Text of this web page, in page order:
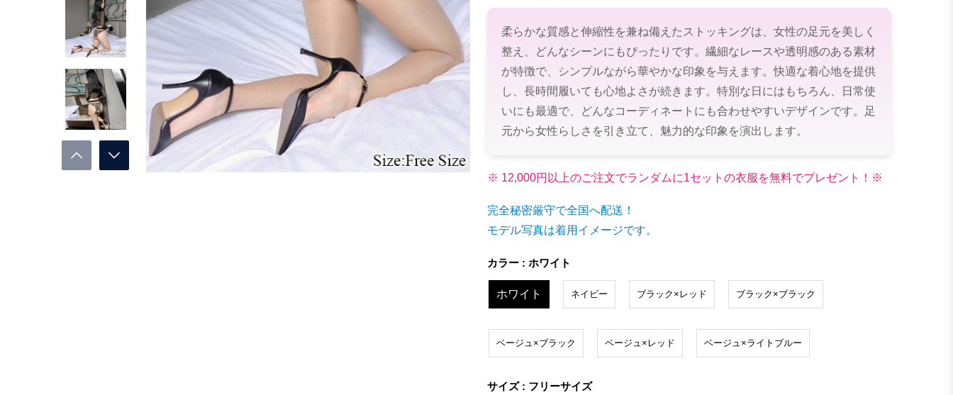
柔らかな質感と伸縮性を兼ね備えたストッキングは、女性の足元を美しく
整え、どんなシーンにもぴったりです。繊細なレースや透明感のある素材
が特徴で、シンプルながら華やかな印象を与えます。快適な着心地を提供
し、長時間履いても心地よさが続きます。特別な日にはもちろん、日常使
いにも最適で、どんなコーディネートにも合わせやすいデザインです。足
元から女性らしさを引き立て、魅力的な印象を演出します。
※ 12,000円以上のご注文でランダムに1セットの衣服を無料でプレゼント！※
完全秘密厳守で全国へ配送！
モデル写真は着用イメージです。
カラー : ホワイト
ホワイト ネイビー ブラック×レッド ブラック×ブラック
ベージュ×ブラック ベージュ×レッド ベージュ×ライトブルー
サイズ : フリーサイズ